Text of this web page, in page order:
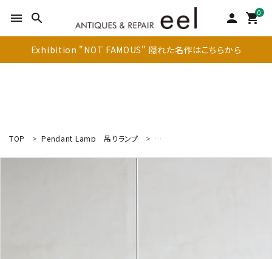
menu search person 0
shopping_cart
Exhibition "NOT FAMOUS" 隠れた名作はこちらから
TOP Pendant Lamp 吊りランプ Pendant Lamp